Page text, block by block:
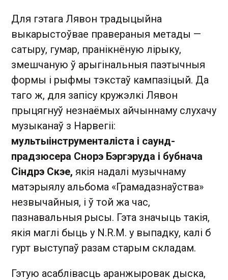
Для гэтага Лявон традыцыйна
выкарыстоўвае правераныя метады —
сатыру, гумар, пранікнёную лірыку,
змешчаную ў арыгінальныя паэтычныя
формы і рыфмы тэкстаў кампазіцый. Да
таго ж, для запісу кружэлкі Лявон
прыцягнуў незнаёмых айчыннаму слухачу
музыканаў з Нарвегіі:
мультыінструменталіста і саунд-
прадзюсера Снорэ Бэргэруда і бубнача
Сіндрэ Скэе, якія надалі музычнаму
матэрыялу альбома «Грамадазнаўства»
незвычайныя, і ў той жа час,
пазнавальныя рысы. Гэта значыць такія,
якія маглі быць у N.R.M. у выпадку, калі б
гурт выступаў разам старым складам.
Гэтую асаблівасць аранжыровак дыска,